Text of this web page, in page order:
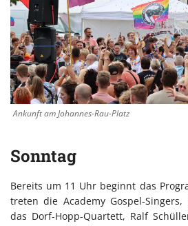
Ankunft am Johannes-Rau-Platz
Sonntag
Bereits um 11 Uhr beginnt das
treten die Academy Gospel-
das Dorf-Hopp-Quartett, Ralf